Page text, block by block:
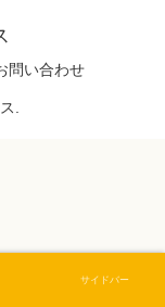
問い合わせ
.
サイドバー